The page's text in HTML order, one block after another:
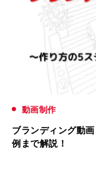
動画制作
ブランディング動
例まで解説！